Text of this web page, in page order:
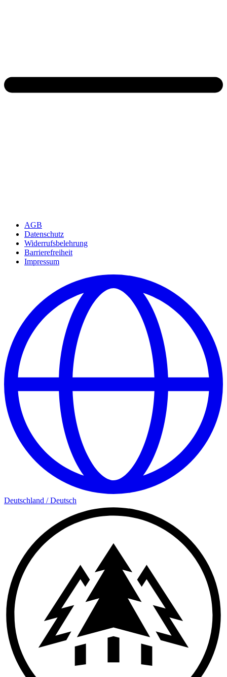
AGB
Datenschutz
Widerrufsbelehrung
Barrierefreiheit
Impressum
Deutschland /Deutsch